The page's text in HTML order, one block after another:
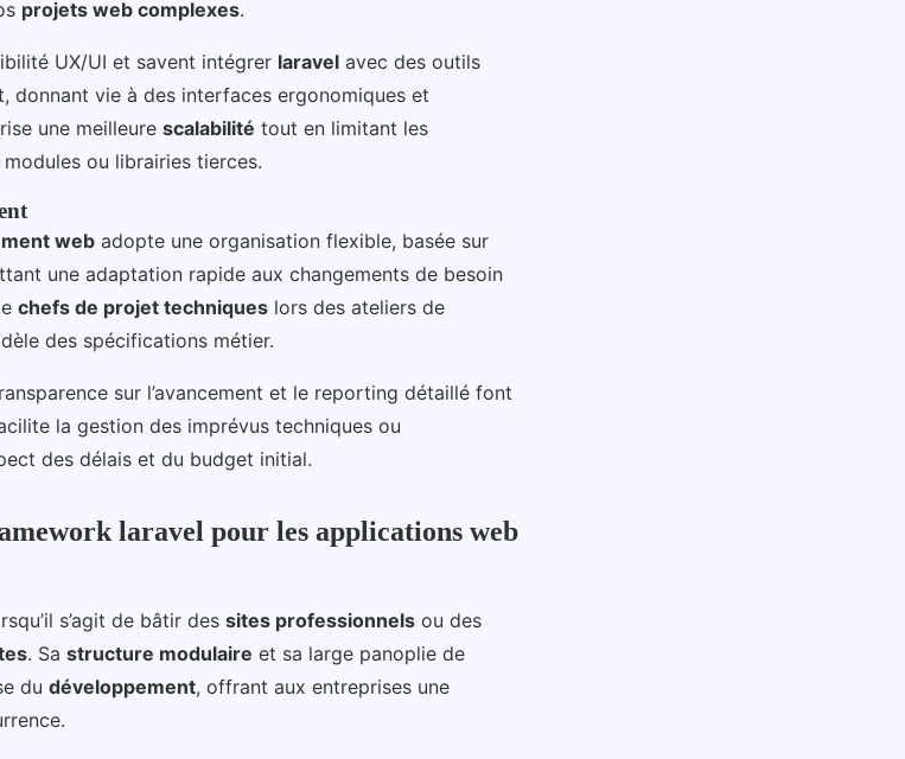
projets web complexes.
UX/UI et savent intégrer laravel avec des outils
donnant vie à des interfaces ergonomiques et
une meilleure scalabilité tout en limitant les
ou librairies tierces.
web adopte une organisation flexible, basée sur
une adaptation rapide aux changements de besoin
chefs de projet techniques lors des ateliers de
des spécifications métier.
sur l’avancement et le reporting détaillé font
la gestion des imprévus techniques ou
des délais et du budget initial.
laravel pour les applications web
s’agit de bâtir des sites professionnels ou des
. Sa structure modulaire et sa large panoplie de
du développement, offrant aux entreprises une